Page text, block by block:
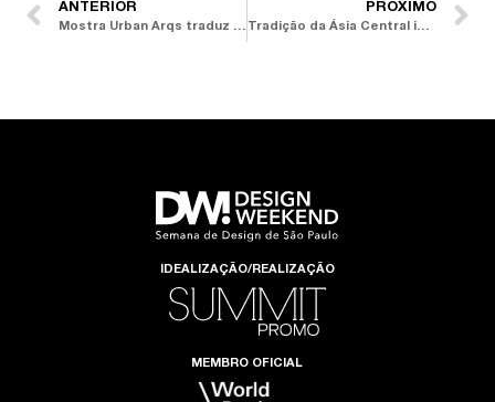
ANTERIOR
Mostra Urban Arqs traduz essência de 10 arquitetos e designers em painéis artísticos
PRÓXIMO
Tradição da Ásia Central inspira coleção de tapetes étnicos de lãs coloridas da Botteh
IDEALIZAÇÃO/REALIZAÇÃO
MEMBRO OFICIAL